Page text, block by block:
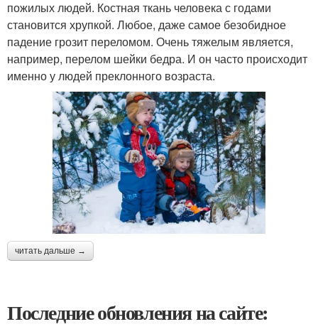
пожилых людей. Костная ткань человека с годами
становится хрупкой. Любое, даже самое безобидное
падение грозит переломом. Очень тяжелым является,
например, перелом шейки бедра. И он часто происходит
именно у людей преклонного возраста.
читать дальше →
Последние обновления на сайте: